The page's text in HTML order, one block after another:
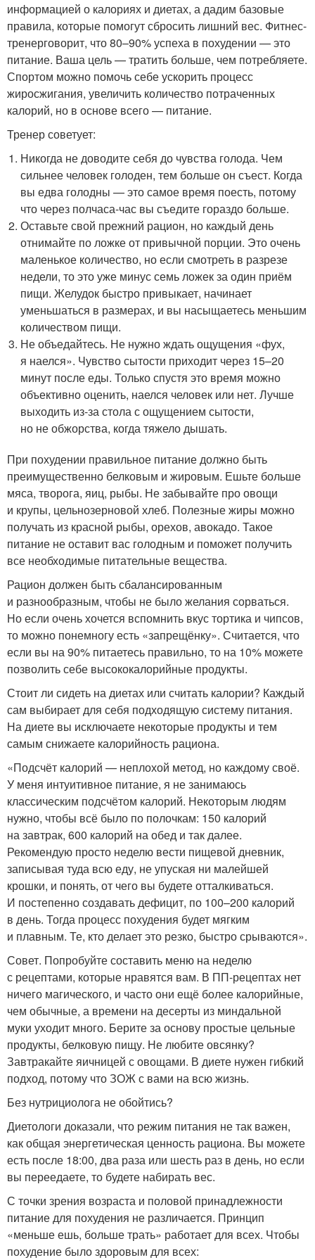
информацией о калориях и диетах, а дадим базовые
правила, которые помогут сбросить лишний вес. Фитнес-
тренерговорит, что 80–90% успеха в похудении — это
питание. Ваша цель — тратить больше, чем потребляете.
Спортом можно помочь себе ускорить процесс
жиросжигания, увеличить количество потраченных
калорий, но в основе всего — питание.
Тренер советует:
Никогда не доводите себя до чувства голода. Чем
сильнее человек голоден, тем больше он съест. Когда
вы едва голодны — это самое время поесть, потому
что через полчаса-час вы съедите гораздо больше.
Оставьте свой прежний рацион, но каждый день
отнимайте по ложке от привычной порции. Это очень
маленькое количество, но если смотреть в разрезе
недели, то это уже минус семь ложек за один приём
пищи. Желудок быстро привыкает, начинает
уменьшаться в размерах, и вы насыщаетесь меньшим
количеством пищи.
Не объедайтесь. Не нужно ждать ощущения «фух,
я наелся». Чувство сытости приходит через 15–20
минут после еды. Только спустя это время можно
объективно оценить, наелся человек или нет. Лучше
выходить из-за стола с ощущением сытости,
но не обжорства, когда тяжело дышать.
При похудении правильное питание должно быть
преимущественно белковым и жировым. Ешьте больше
мяса, творога, яиц, рыбы. Не забывайте про овощи
и крупы, цельнозерновой хлеб. Полезные жиры можно
получать из красной рыбы, орехов, авокадо. Такое
питание не оставит вас голодным и поможет получить
все необходимые питательные вещества.
Рацион должен быть сбалансированным
и разнообразным, чтобы не было желания сорваться.
Но если очень хочется вспомнить вкус тортика и чипсов,
то можно понемногу есть «запрещёнку». Считается, что
если вы на 90% питаетесь правильно, то на 10% можете
позволить себе высококалорийные продукты.
Стоит ли сидеть на диетах или считать калории? Каждый
сам выбирает для себя подходящую систему питания.
На диете вы исключаете некоторые продукты и тем
самым снижаете калорийность рациона.
«Подсчёт калорий — неплохой метод, но каждому своё.
У меня интуитивное питание, я не занимаюсь
классическим подсчётом калорий. Некоторым людям
нужно, чтобы всё было по полочкам: 150 калорий
на завтрак, 600 калорий на обед и так далее.
Рекомендую просто неделю вести пищевой дневник,
записывая туда всю еду, не упуская ни малейшей
крошки, и понять, от чего вы будете отталкиваться.
И постепенно создавать дефицит, по 100–200 калорий
в день. Тогда процесс похудения будет мягким
и плавным. Те, кто делает это резко, быстро срываются».
Совет. Попробуйте составить меню на неделю
с рецептами, которые нравятся вам. В ПП-рецептах нет
ничего магического, и часто они ещё более калорийные,
чем обычные, а времени на десерты из миндальной
муки уходит много. Берите за основу простые цельные
продукты, белковую пищу. Не любите овсянку?
Завтракайте яичницей с овощами. В диете нужен гибкий
подход, потому что ЗОЖ с вами на всю жизнь.
Без нутрициолога не обойтись?
Диетологи доказали, что режим питания не так важен,
как общая энергетическая ценность рациона. Вы можете
есть после 18:00, два раза или шесть раз в день, но если
вы переедаете, то будете набирать вес.
С точки зрения возраста и половой принадлежности
питание для похудения не различается. Принцип
«меньше ешь, больше трать» работает для всех. Чтобы
похудение было здоровым для всех: